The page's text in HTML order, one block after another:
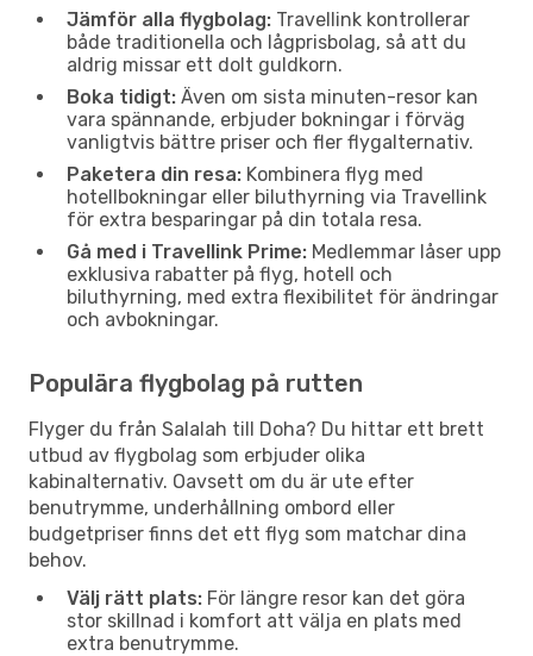
Jämför alla flygbolag: Travellink kontrollerar
både traditionella och lågprisbolag, så att du
aldrig missar ett dolt guldkorn.
Boka tidigt: Även om sista minuten-resor kan
vara spännande, erbjuder bokningar i förväg
vanligtvis bättre priser och fler flygalternativ.
Paketera din resa: Kombinera flyg med
hotellbokningar eller biluthyrning via Travellink
för extra besparingar på din totala resa.
Gå med i Travellink Prime: Medlemmar låser upp
exklusiva rabatter på flyg, hotell och
biluthyrning, med extra flexibilitet för ändringar
och avbokningar.
Populära flygbolag på rutten
Flyger du från Salalah till Doha? Du hittar ett brett
utbud av flygbolag som erbjuder olika
kabinalternativ. Oavsett om du är ute efter
benutrymme, underhållning ombord eller
budgetpriser finns det ett flyg som matchar dina
behov.
Välj rätt plats: För längre resor kan det göra
stor skillnad i komfort att välja en plats med
extra benutrymme.